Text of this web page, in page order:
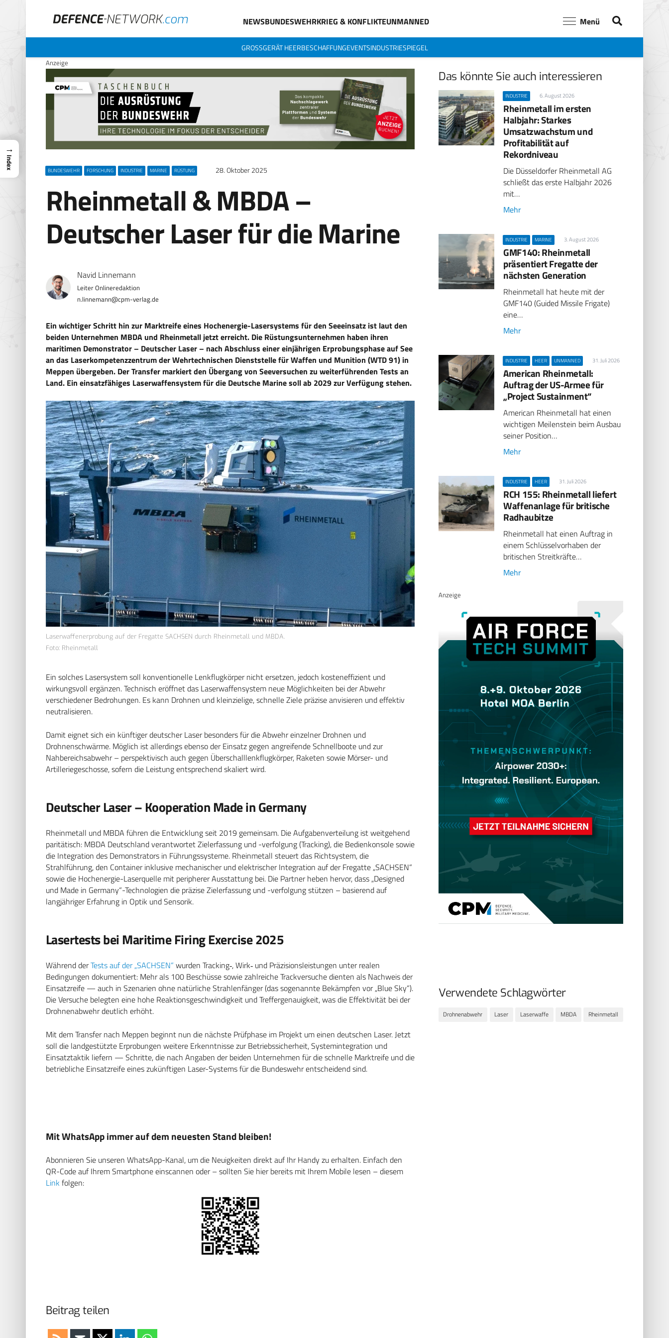
NEWSBUNDESWEHRKRIEG & KONFLIKTEUNMANNED Menü
GROSSGERÄT HEERBESCHAFFUNGEVENTSINDUSTRIESPIEGEL
Anzeige
BUNDESWEHR FORSCHUNG INDUSTRIE MARINE RÜSTUNG 28. Oktober 2025
Rheinmetall & MBDA –
Deutscher Laser für die Marine
Navid Linnemann
Leiter Onlineredaktion
n.linnemann@cpm-verlag.de
Ein wichtiger Schritt hin zur Marktreife eines Hochenergie-Lasersystems für den Seeeinsatz ist laut den
beiden Unternehmen MBDA und Rheinmetall jetzt erreicht. Die Rüstungsunternehmen haben ihren
maritimen Demonstrator – Deutscher Laser – nach Abschluss einer einjährigen Erprobungsphase auf See
an das Laserkompetenzzentrum der Wehrtechnischen Dienststelle für Waffen und Munition (WTD 91) in
Meppen übergeben. Der Transfer markiert den Übergang von Seeversuchen zu weiterführenden Tests an
Land. Ein einsatzfähiges Laserwaffensystem für die Deutsche Marine soll ab 2029 zur Verfügung stehen.
Laserwaffenerprobung auf der Fregatte SACHSEN durch Rheinmetall und MBDA.
Foto: Rheinmetall
Ein solches Lasersystem soll konventionelle Lenkflugkörper nicht ersetzen, jedoch kosteneffizient und
wirkungsvoll ergänzen. Technisch eröffnet das Laserwaffensystem neue Möglichkeiten bei der Abwehr
verschiedener Bedrohungen. Es kann Drohnen und kleinzielige, schnelle Ziele präzise anvisieren und effektiv
neutralisieren.
Damit eignet sich ein künftiger deutscher Laser besonders für die Abwehr einzelner Drohnen und
Drohnenschwärme. Möglich ist allerdings ebenso der Einsatz gegen angreifende Schnellboote und zur
Nahbereichsabwehr – perspektivisch auch gegen Überschalllenkflugkörper, Raketen sowie Mörser- und
Artilleriegeschosse, sofern die Leistung entsprechend skaliert wird.
Deutscher Laser – Kooperation Made in Germany
Rheinmetall und MBDA führen die Entwicklung seit 2019 gemeinsam. Die Aufgabenverteilung ist weitgehend
paritätisch: MBDA Deutschland verantwortet Zielerfassung und -verfolgung (Tracking), die Bedienkonsole sowie
die Integration des Demonstrators in Führungssysteme. Rheinmetall steuert das Richtsystem, die
Strahlführung, den Container inklusive mechanischer und elektrischer Integration auf der Fregatte „SACHSEN“
sowie die Hochenergie-Laserquelle mit peripherer Ausstattung bei. Die Partner heben hervor, dass „Designed
und Made in Germany“-Technologien die präzise Zielerfassung und -verfolgung stützen – basierend auf
langjähriger Erfahrung in Optik und Sensorik.
Lasertests bei Maritime Firing Exercise 2025
Während derTests auf der „SACHSEN“ wurden Tracking‑, Wirk‑ und Präzisionsleistungen unter realen
Bedingungen dokumentiert: Mehr als 100 Beschüsse sowie zahlreiche Trackversuche dienten als Nachweis der
Einsatzreife — auch in Szenarien ohne natürliche Strahlenfänger (das sogenannte Bekämpfen vor „Blue Sky“).
Die Versuche belegten eine hohe Reaktionsgeschwindigkeit und Treffergenauigkeit, was die Effektivität bei der
Drohnenabwehr deutlich erhöht.
Mit dem Transfer nach Meppen beginnt nun die nächste Prüfphase im Projekt um einen deutschen Laser. Jetzt
soll die landgestützte Erprobungen weitere Erkenntnisse zur Betriebssicherheit, Systemintegration und
Einsatztaktik liefern — Schritte, die nach Angaben der beiden Unternehmen für die schnelle Marktreife und die
betriebliche Einsatzreife eines zukünftigen Laser-Systems für die Bundeswehr entscheidend sind.
Mit WhatsApp immer auf dem neuesten Stand bleiben!
Abonnieren Sie unseren WhatsApp-Kanal, um die Neuigkeiten direkt auf Ihr Handy zu erhalten. Einfach den
QR-Code auf Ihrem Smartphone einscannen oder – sollten Sie hier bereits mit Ihrem Mobile lesen – diesem
Link folgen:
Beitrag teilen
Das könnte Sie auch interessieren
INDUSTRIE 6. August 2026
Rheinmetall im ersten
Halbjahr: Starkes
Umsatzwachstum und
Profitabilität auf
Rekordniveau
Die Düsseldorfer Rheinmetall AG
schließt das erste Halbjahr 2026
mit…
Mehr
INDUSTRIE MARINE 3. August 2026
GMF140: Rheinmetall
präsentiert Fregatte der
nächsten Generation
Rheinmetall hat heute mit der
GMF140 (Guided Missile Frigate)
eine…
Mehr
INDUSTRIE HEER UNMANNED 31. Juli 2026
American Rheinmetall:
Auftrag der US-Armee für
„Project Sustainment“
American Rheinmetall hat einen
wichtigen Meilenstein beim Ausbau
seiner Position…
Mehr
INDUSTRIE HEER 31. Juli 2026
RCH 155: Rheinmetall liefert
Waffenanlage für britische
Radhaubitze
Rheinmetall hat einen Auftrag in
einem Schlüsselvorhaben der
britischen Streitkräfte…
Mehr
Anzeige
Verwendete Schlagwörter
Drohnenabwehr Laser Laserwaffe MBDA Rheinmetall
→
Index